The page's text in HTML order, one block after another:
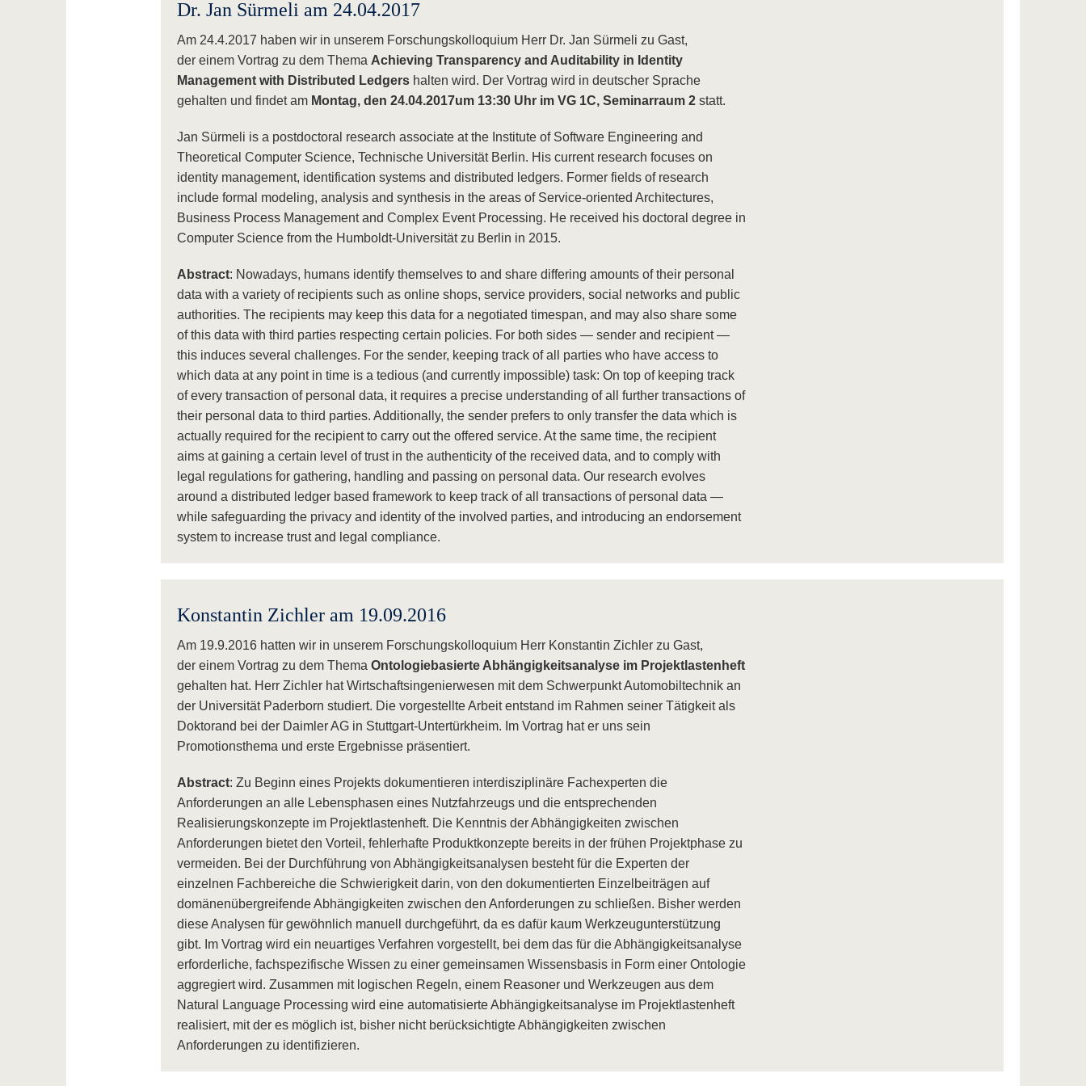
Dr. Jan Sürmeli am 24.04.2017
Am 24.4.2017 haben wir in unserem Forschungskolloquium Herr Dr. Jan Sürmeli zu Gast,
der einem Vortrag zu dem Thema Achieving Transparency and Auditability in Identity
Management with Distributed Ledgershalten wird. Der Vortrag wird in deutscher Sprache
gehalten und findet am Montag, den 24.04.2017um 13:30 Uhr im VG 1C, Seminarraum 2statt.
Jan Sürmeli is a postdoctoral research associate at the Institute of Software Engineering and
Theoretical Computer Science, Technische Universität Berlin. His current research focuses on
identity management, identification systems and distributed ledgers. Former fields of research
include formal modeling, analysis and synthesis in the areas of Service-oriented Architectures,
Business Process Management and Complex Event Processing. He received his doctoral degree in
Computer Science from the Humboldt-Universität zu Berlin in 2015.
Abstract: Nowadays, humans identify themselves to and share differing amounts of their personal
data with a variety of recipients such as online shops, service providers, social networks and public
authorities. The recipients may keep this data for a negotiated timespan, and may also share some
of this data with third parties respecting certain policies. For both sides — sender and recipient —
this induces several challenges. For the sender, keeping track of all parties who have access to
which data at any point in time is a tedious (and currently impossible) task: On top of keeping track
of every transaction of personal data, it requires a precise understanding of all further transactions of
their personal data to third parties. Additionally, the sender prefers to only transfer the data which is
actually required for the recipient to carry out the offered service. At the same time, the recipient
aims at gaining a certain level of trust in the authenticity of the received data, and to comply with
legal regulations for gathering, handling and passing on personal data. Our research evolves
around a distributed ledger based framework to keep track of all transactions of personal data —
while safeguarding the privacy and identity of the involved parties, and introducing an endorsement
system to increase trust and legal compliance.
Konstantin Zichler am 19.09.2016
Am 19.9.2016 hatten wir in unserem Forschungskolloquium Herr Konstantin Zichler zu Gast,
der einem Vortrag zu dem Thema Ontologiebasierte Abhängigkeitsanalyse im Projektlastenheft
gehalten hat. Herr Zichler hat Wirtschaftsingenierwesen mit dem Schwerpunkt Automobiltechnik an
der Universität Paderborn studiert. Die vorgestellte Arbeit entstand im Rahmen seiner Tätigkeit als
Doktorand bei der Daimler AG in Stuttgart-Untertürkheim. Im Vortrag hat er uns sein
Promotionsthema und erste Ergebnisse präsentiert.
Abstract: Zu Beginn eines Projekts dokumentieren interdisziplinäre Fachexperten die
Anforderungen an alle Lebensphasen eines Nutzfahrzeugs und die entsprechenden
Realisierungskonzepte im Projektlastenheft. Die Kenntnis der Abhängigkeiten zwischen
Anforderungen bietet den Vorteil, fehlerhafte Produktkonzepte bereits in der frühen Projektphase zu
vermeiden. Bei der Durchführung von Abhängigkeitsanalysen besteht für die Experten der
einzelnen Fachbereiche die Schwierigkeit darin, von den dokumentierten Einzelbeiträgen auf
domänenübergreifende Abhängigkeiten zwischen den Anforderungen zu schließen. Bisher werden
diese Analysen für gewöhnlich manuell durchgeführt, da es dafür kaum Werkzeugunterstützung
gibt. Im Vortrag wird ein neuartiges Verfahren vorgestellt, bei dem das für die Abhängigkeitsanalyse
erforderliche, fachspezifische Wissen zu einer gemeinsamen Wissensbasis in Form einer Ontologie
aggregiert wird. Zusammen mit logischen Regeln, einem Reasoner und Werkzeugen aus dem
Natural Language Processing wird eine automatisierte Abhängigkeitsanalyse im Projektlastenheft
realisiert, mit der es möglich ist, bisher nicht berücksichtigte Abhängigkeiten zwischen
Anforderungen zu identifizieren.